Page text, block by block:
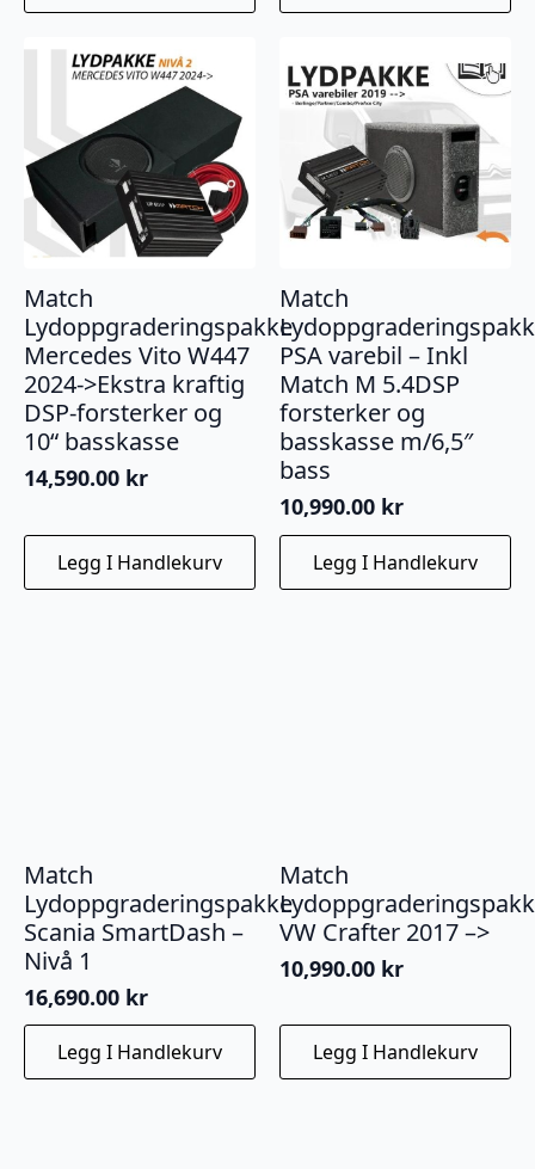
Match
Lydoppgraderingspakke
Mercedes Vito W447
2024->Ekstra kraftig
DSP-forsterker og
10“ basskasse
14,590.00 kr
Legg I Handlekurv
Match
PSA varebil – Inkl
Match M 5.4DSP
forsterker og
basskasse m/6,5″
bass
10,990.00 kr
Legg I Handlekurv
Match
Lydoppgraderingspakke
Scania SmartDash –
Nivå 1
16,690.00 kr
Legg I Handlekurv
Match
VW Crafter 2017 –>
10,990.00 kr
Legg I Handlekurv